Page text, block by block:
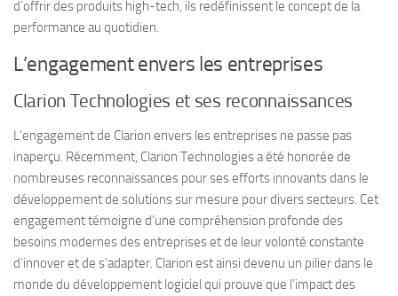
d’offrir des produits high-tech, ils redéfinissent le concept de la
performance au quotidien.
L’engagement envers les entreprises
Clarion Technologies et ses reconnaissances
L’engagement de Clarion envers les entreprises ne passe pas
inaperçu. Récemment, Clarion Technologies a été honorée de
nombreuses reconnaissances pour ses efforts innovants dans le
développement de solutions sur mesure pour divers secteurs. Cet
engagement témoigne d’une compréhension profonde des
besoins modernes des entreprises et de leur volonté constante
d’innover et de s’adapter. Clarion est ainsi devenu un pilier dans le
monde du développement logiciel qui prouve que l’impact des